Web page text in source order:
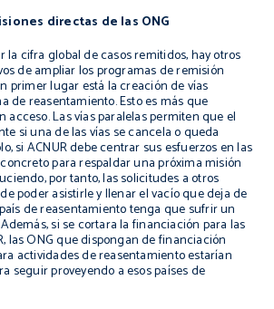
directas de las ONG
cifra global de casos remitidos, hay otros
de ampliar los programas de remisión
primer lugar está la creación de vías
de reasentamiento. Esto es más que
acceso. Las vías paralelas permiten que el
si una de las vías se cancela o queda
si ACNUR debe centrar sus esfuerzos en las
para respaldar una próxima misión
por tanto, las solicitudes a otros
poder asistirle y llenar el vacío que deja de
de reasentamiento tenga que sufrir un
si se cortara la financiación para las
las ONG que dispongan de financiación
actividades de reasentamiento estarían
seguir proveyendo a esos países de